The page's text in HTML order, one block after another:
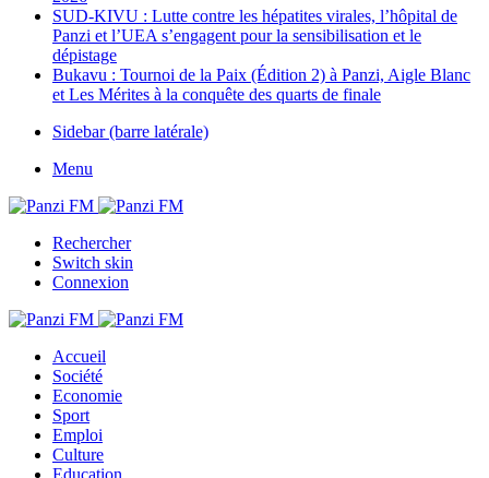
SUD-KIVU : Lutte contre les hépatites virales, l’hôpital de
Panzi et l’UEA s’engagent pour la sensibilisation et le
dépistage
Bukavu : Tournoi de la Paix (Édition 2) à Panzi, Aigle Blanc
et Les Mérites à la conquête des quarts de finale
Sidebar (barre latérale)
Menu
Rechercher
Switch skin
Connexion
Accueil
Société
Economie
Sport
Emploi
Culture
Education